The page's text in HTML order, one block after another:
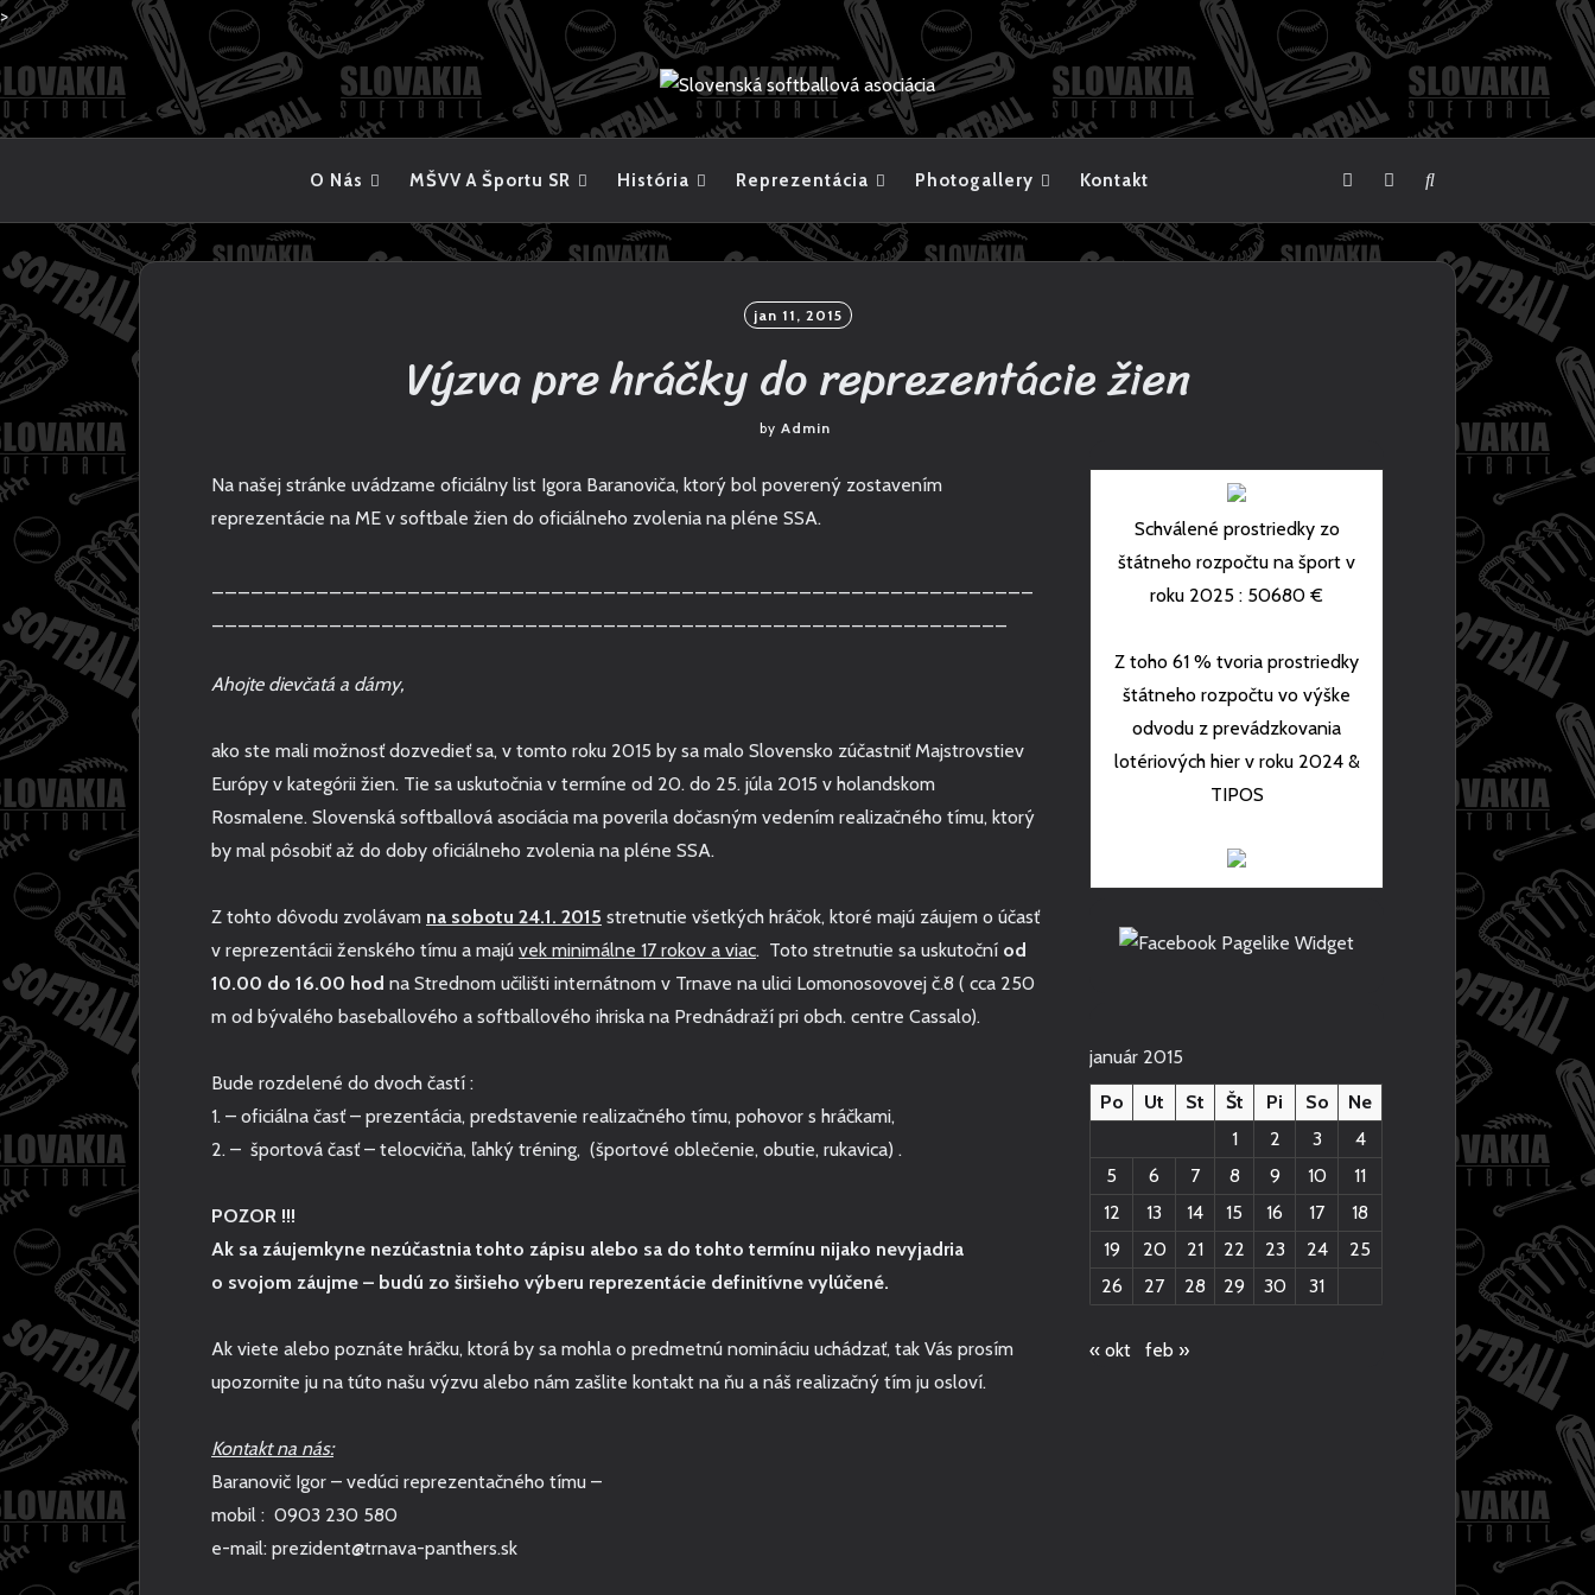
>
Skip
to
content
O Nás MŠVV A Športu SR História Reprezentácia Photogallery Kontakt
jan 11, 2015
Výzva pre hráčky do reprezentácie žien
by Admin
Na našej stránke uvádzame oficiálny list Igora Baranoviča, ktorý bol poverený zostavením
reprezentácie na ME v softbale žien do oficiálneho zvolenia na pléne SSA.
Ahojte dievčatá a dámy,
ako ste mali možnosť dozvedieť sa, v tomto roku 2015 by sa malo Slovensko zúčastniť Majstrovstiev
Európy v kategórii žien. Tie sa uskutočnia v termíne od 20. do 25. júla 2015 v holandskom
Rosmalene. Slovenská softballová asociácia ma poverila dočasným vedením realizačného tímu, ktorý
by mal pôsobiť až do doby oficiálneho zvolenia na pléne SSA.
Z tohto dôvodu zvolávam na sobotu 24.1. 2015 stretnutie všetkých hráčok, ktoré majú záujem o účasť
v reprezentácii ženského tímu a majú vek minimálne 17 rokov a viac. Toto stretnutie sa uskutoční od
10.00 do 16.00 hod na Strednom učilišti internátnom v Trnave na ulici Lomonosovovej č.8 ( cca 250
m od bývalého baseballového a softballového ihriska na Prednádraží pri obch. centre Cassalo).
Bude rozdelené do dvoch častí :
1. – oficiálna časť – prezentácia, predstavenie realizačného tímu, pohovor s hráčkami,
2. – športová časť – telocvičňa, ľahký tréning, (športové oblečenie, obutie, rukavica) .
POZOR !!!
Ak sa záujemkyne nezúčastnia tohto zápisu alebo sa do tohto termínu nijako nevyjadria
o svojom záujme – budú zo širšieho výberu reprezentácie definitívne vylúčené.
Ak viete alebo poznáte hráčku, ktorá by sa mohla o predmetnú nomináciu uchádzať, tak Vás prosím
upozornite ju na túto našu výzvu alebo nám zašlite kontakt na ňu a náš realizačný tím ju osloví.
Kontakt na nás:
Baranovič Igor – vedúci reprezentačného tímu –
mobil : 0903 230 580
e-mail: prezident@trnava-panthers.sk
Schválené prostriedky zo
štátneho rozpočtu na šport v
roku 2025 : 50680 €
Z toho 61 % tvoria prostriedky
štátneho rozpočtu vo výške
odvodu z prevádzkovania
lotériových hier v roku 2024 &
TIPOS
január 2015
Po
Ut St Št Pi So
Ne
1
2 3
4
5
6 7 8 9 10
11
12
13 14 15 16 17
18
19
20 21 22 23 24
25
26
27 28 29 30 31
« okt feb »